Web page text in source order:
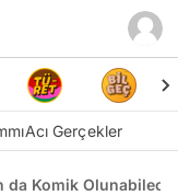
Acı Gerçekler
Komik